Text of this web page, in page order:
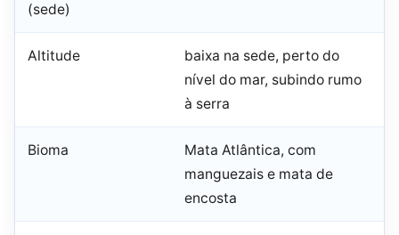
(sede)
Altitude
baixa na sede, perto do
nível do mar, subindo rumo
à serra
Bioma
Mata Atlântica, com
manguezais e mata de
encosta